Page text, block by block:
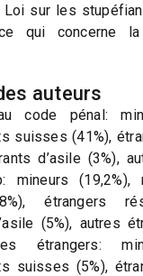
sur les
qui concerne
auteurs
code pénal:
suisses (41%),
d’asile (3%),
mineurs (19,2%),
étrangers
(5%), autres
étrangers:
suisses (5%),